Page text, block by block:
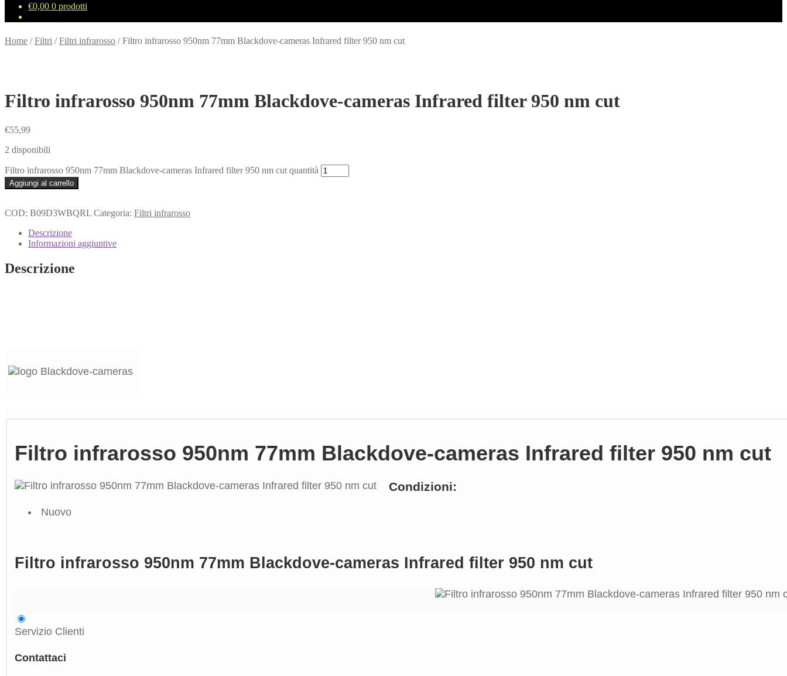
€0,00 0 prodotti
Home /Filtri /Filtri infrarosso /Filtro infrarosso 950nm 77mm Blackdove-cameras Infrared filter 950 nm cut
Filtro infrarosso 950nm 77mm Blackdove-cameras Infrared filter 950 nm cut
€55,99
2 disponibili
Filtro infrarosso 950nm 77mm Blackdove-cameras Infrared filter 950 nm cut quantità
Aggiungi al carrello
COD: B09D3WBQRL Categoria: Filtri infrarosso
Descrizione
Informazioni aggiuntive
Descrizione
Filtro infrarosso 950nm 77mm Blackdove-cameras Infrared filter 950 nm cut
Condizioni:
Nuovo
Filtro infrarosso 950nm 77mm Blackdove-cameras Infrared filter 950 nm cut
Servizio Clienti
Contattaci